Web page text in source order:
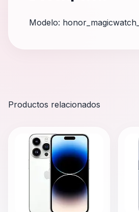
Modelo:
Productos relacionados